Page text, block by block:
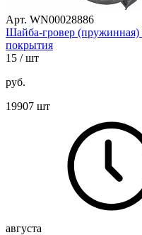
Арт. WN00028886
Шайба-гровер
покрытия
15 / шт
руб.
19907 шт
августа